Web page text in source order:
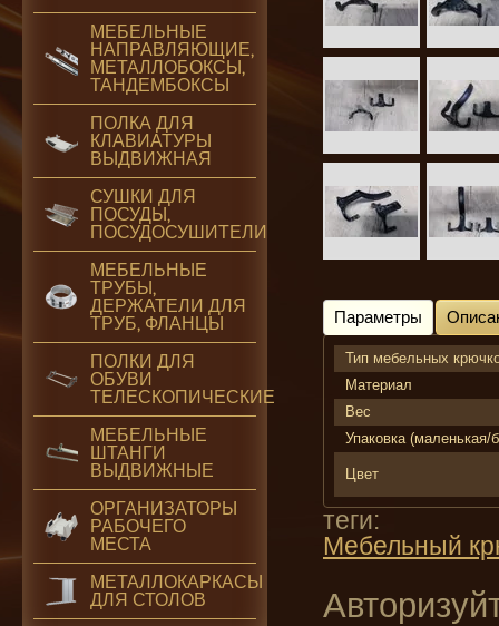
Параметры
Тип мебельных
Материал
Вес
Упаковка (маленькая/
Цвет
теги:
Мебельный
МЕБЕЛЬНЫЕ
НАПРАВЛЯЮЩИЕ,
МЕТАЛЛОБОКСЫ,
ТАНДЕМБОКСЫ
ПОЛКА ДЛЯ
КЛАВИАТУРЫ
ВЫДВИЖНАЯ
СУШКИ ДЛЯ
ПОСУДЫ,
ПОСУДОСУШИТЕЛИ
МЕБЕЛЬНЫЕ
ТРУБЫ,
ДЕРЖАТЕЛИ ДЛЯ
ТРУБ, ФЛАНЦЫ
ПОЛКИ ДЛЯ
ОБУВИ
ТЕЛЕСКОПИЧЕСКИЕ
МЕБЕЛЬНЫЕ
ШТАНГИ
ВЫДВИЖНЫЕ
ОРГАНИЗАТОРЫ
РАБОЧЕГО
МЕСТА
МЕТАЛЛОКАРКАСЫ
ДЛЯ СТОЛОВ